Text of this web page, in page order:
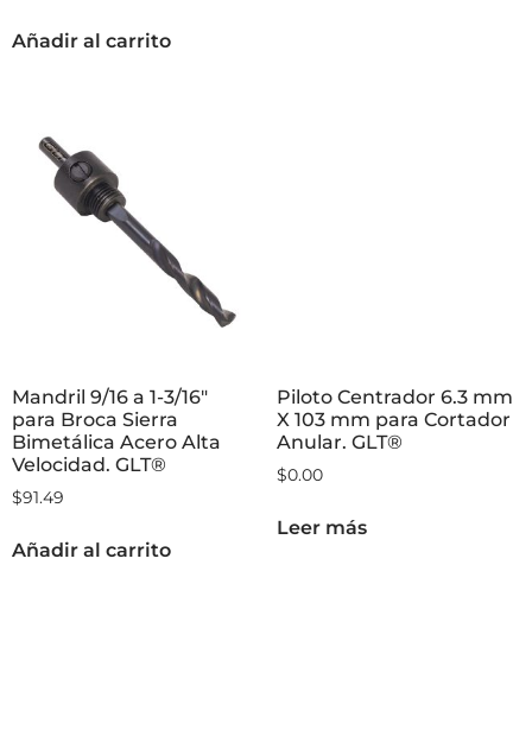
Añadir al carrito
Mandril 9/16 a 1-3/16″
para Broca Sierra
Bimetálica Acero Alta
Velocidad. GLT®
$91.49
Añadir al carrito
Piloto Centrador 6.3 mm
X 103 mm para Cortador
Anular. GLT®
$0.00
Leer más